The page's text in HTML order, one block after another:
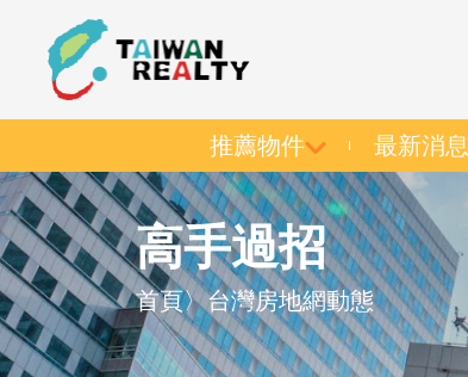
推薦物件 最新消息
高手過招
首頁〉台灣房地網動態